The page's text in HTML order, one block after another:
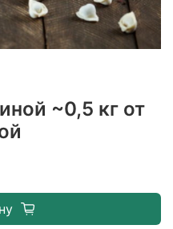
~0,5 кг от